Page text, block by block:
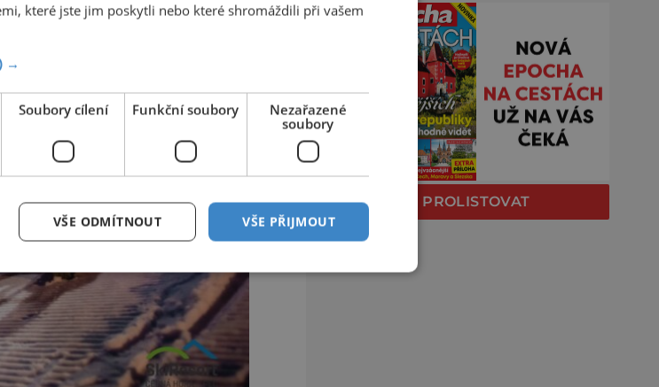
PROLISTOVAT
které jste jim poskytli nebo které shromáždili při vašem
→
Soubory cílení Funkční soubory
Nezařazené
soubory
VŠE PŘIJMOUT
VŠE ODMÍTNOUT